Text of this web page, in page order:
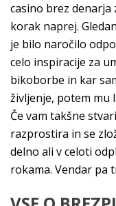
casino brez denarja
korak naprej.
je bilo naročilo
celo inspiracije za
bikoborbe in kar
življenje, potem mu
Če vam takšne
razprostira in se
delno ali v celoti
rokama. Vendar pa